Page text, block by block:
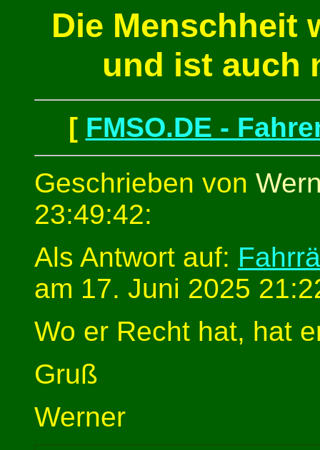
Die Menschheit
und ist auch
[ FMSO.DE -
Geschrieben von
23:49:42:
Als Antwort auf:
am 17. Juni 2025
Wo er Recht hat, hat
Gruß
Werner